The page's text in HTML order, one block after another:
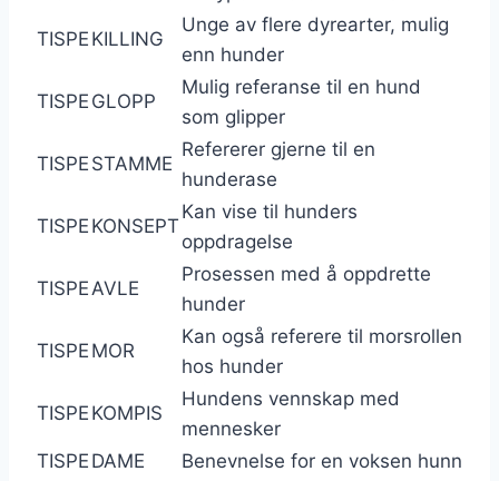
TISPE KILLING
Unge av flere dyrearter, mulig
enn hunder
TISPE GLOPP
Mulig referanse til en hund
som glipper
TISPE STAMME
Refererer gjerne til en
hunderase
TISPE KONSEPT
Kan vise til hunders
oppdragelse
TISPEAVLE
Prosessen med å oppdrette
hunder
TISPE MOR
Kan også referere til morsrollen
hos hunder
TISPE KOMPIS
Hundens vennskap med
mennesker
TISPE DAME Benevnelse for en voksen hunn